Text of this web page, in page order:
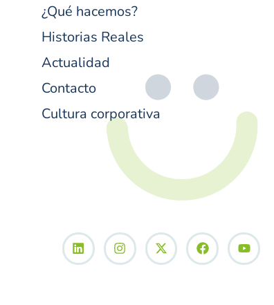
¿Qué hacemos?
Historias Reales
Actualidad
Contacto
Cultura corporativa